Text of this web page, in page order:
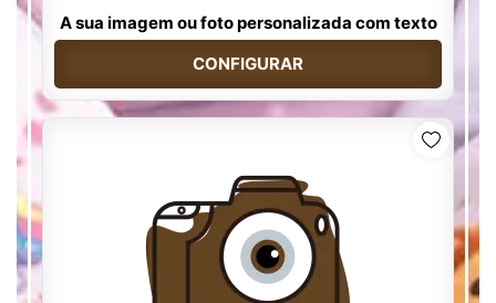
A sua imagem ou foto personalizada com texto
CONFIGURAR